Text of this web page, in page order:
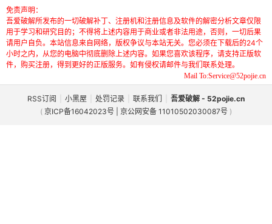
免责声明：
吾爱破解所发布的一切破解补丁、注册机和注册信息及软件的解密分析文章仅限
用于学习和研究目的；不得将上述内容用于商业或者非法用途，否则，一切后果
请用户自负。本站信息来自网络，版权争议与本站无关。您必须在下载后的24个
小时之内，从您的电脑中彻底删除上述内容。如果您喜欢该程序，请支持正版软
件，购买注册，得到更好的正版服务。如有侵权请邮件与我们联系处理。
Mail To:Service@52pojie.cn
RSS订阅 小黑屋 处罚记录 联系我们
吾爱破解 - 52pojie.cn
( 京ICP备16042023号 | 京公网安备 11010502030087号 )